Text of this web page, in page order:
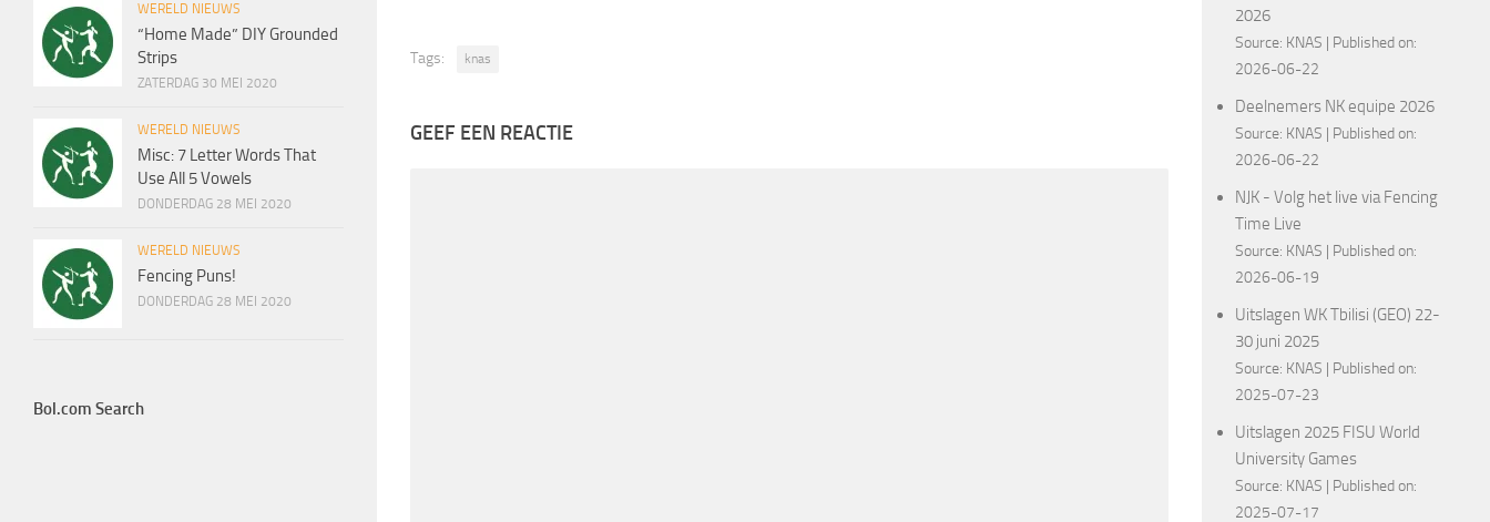
Tags: knas
GEEF EEN REACTIE
WERELD NIEUWS
“Home Made” DIY Grounded
Strips
ZATERDAG 30 MEI 2020
WERELD NIEUWS
Misc: 7 Letter Words That
Use All 5 Vowels
DONDERDAG 28 MEI 2020
WERELD NIEUWS
Fencing Puns!
DONDERDAG 28 MEI 2020
Bol.com Search
2026
Source: KNAS
Published on:
2026-06-22
Deelnemers NK equipe 2026
Source: KNAS
Published on:
2026-06-22
NJK - Volg het live via Fencing
Time Live
Source: KNAS
Published on:
2026-06-19
Uitslagen WK Tbilisi (GEO) 22-
30 juni 2025
Source: KNAS
Published on:
2025-07-23
Uitslagen 2025 FISU World
University Games
Source: KNAS
Published on:
2025-07-17